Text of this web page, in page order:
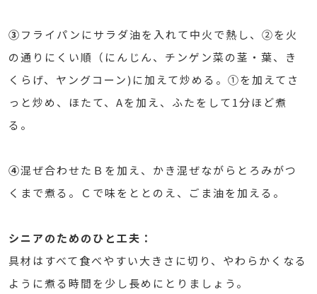
③フライパンにサラダ油を入れて中火で熱し、②を火
の通りにくい順（にんじん、チンゲン菜の茎・葉、き
くらげ、ヤングコーン)に加えて炒める。①を加えてさ
っと炒め、ほたて、Aを加え、ふたをして1分ほど煮
る。
④混ぜ合わせたＢを加え、かき混ぜながらとろみがつ
くまで煮る。Ｃで味をととのえ、ごま油を加える。
シニアのためのひと工夫：
具材はすべて食べやすい大きさに切り、やわらかくなる
ように煮る時間を少し長めにとりましょう。